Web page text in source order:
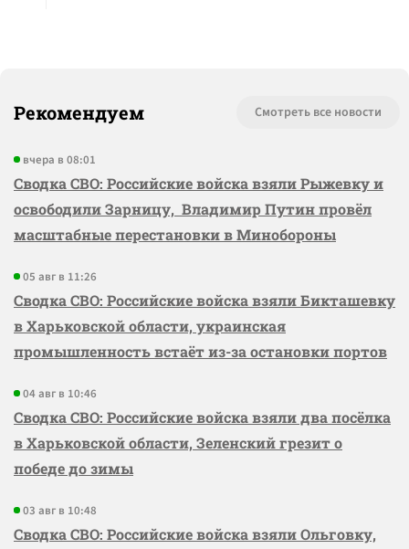
Рекомендуем Смотреть все новости
вчера в 08:01
Сводка СВО: Российские войска взяли Рыжевку и
освободили Зарницу, Владимир Путин провёл
масштабные перестановки в Минобороны
05 авг в 11:26
Сводка СВО: Российские войска взяли Бикташевку
в Харьковской области, украинская
промышленность встаёт из-за остановки портов
04 авг в 10:46
Сводка СВО: Российские войска взяли два посёлка
в Харьковской области, Зеленский грезит о
победе до зимы
03 авг в 10:48
Сводка СВО: Российские войска взяли Ольговку,